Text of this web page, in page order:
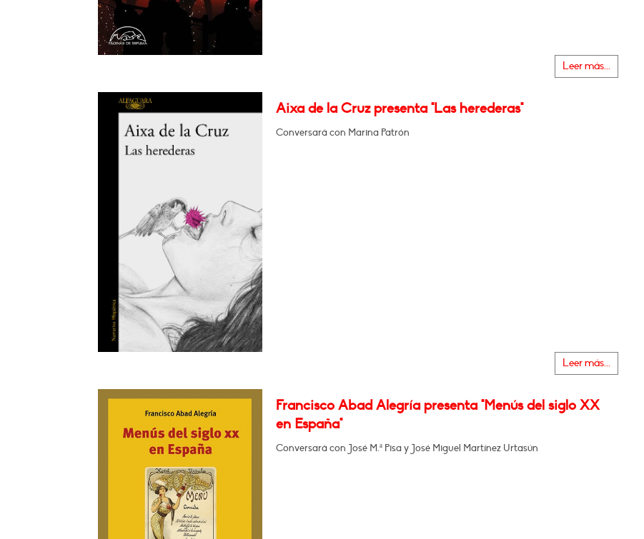
Leer más...
Aixa de la Cruz presenta "Las herederas"
Conversará con Marina Patrón
Leer más...
Francisco Abad Alegría presenta "Menús del siglo XX
en España"
Conversará con José M.ª Pisa y José Miguel Martínez Urtasún